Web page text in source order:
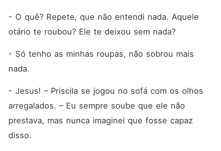
- O quê? Repete, que não entendi nada. Aquele
otário te roubou? Ele te deixou sem nada?
- Só tenho as minhas roupas, não sobrou mais
nada.
- Jesus! – Priscila se jogou no sofá com os olhos
arregalados. – Eu sempre soube que ele não
prestava, mas nunca imaginei que fosse capaz
disso.